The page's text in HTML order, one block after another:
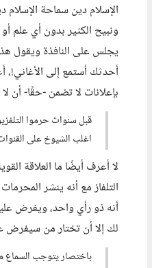
الإسلام دين سماحة
ونبيح الكثير بدون أي علم
يجلس على النافذة ويقول
أحدثك أستمع إلى الأغاني!،
بإعلانات لا تضمن -حقًا- أن
قبل سنوات حرموا
اغلب الشيوخ على
لا أعرف أيضًا ما العلاقة
التلفاز مع أنه ينشر
أنه ذو رأي واحد، ويفرض
لك إلا أن تختار من سيفرض
باختصار يتوجب